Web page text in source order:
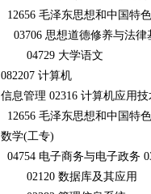
12656 毛泽东思想和中国特
03706 思想道德修养与法律
04729 大学语文
082207 计算机
信息管理 02316 计算机应用
12656 毛泽东思想和中国特
数学(工专)
04754 电子商务与电子政务
02120 数据库及其应用